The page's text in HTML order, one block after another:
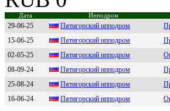
Дата Ипподром
29-06-25 Пятигopский иппoдpoм
15-06-25
Пятигopcкий иппoдpoм
02-05-25
Пятигоpcкий ипподpом
08-09-24
Пятигорcкий ипподром
25-08-24
Пятигоpский ипподpом
16-06-24
Пятигoрский иппoдрoм